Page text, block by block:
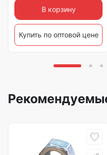
В корзину
Купить по оптовой цене